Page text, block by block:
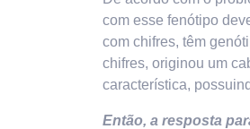
com esse fenótipo
com chifres, têm
chifres, originou um
característica,
Então, a resposta